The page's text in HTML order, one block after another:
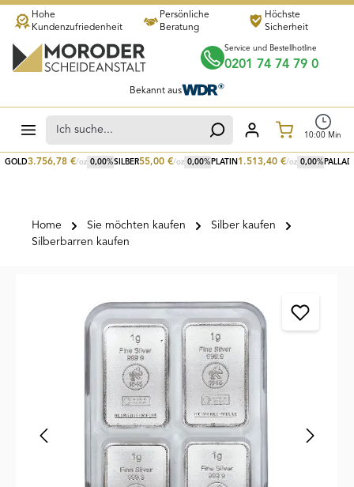
Zum Hauptinhalt springen
GOLD3.756,78 €/oz 0,00%SILBER55,00 €/oz 0,00% PLATIN 1.513,40 €/oz 0,00%
Hohe
Kundenzufriedenheit
Persönliche
Beratung
Höchste
Sicherheit
Service und Bestellhotline
0201 74 74 79 0
Bekannt aus
10:00 Min
Home Sie möchten kaufen
Silber kaufen
Silberbarren kaufen